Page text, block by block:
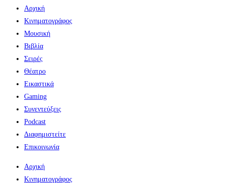
Αρχική
Κινηματογράφος
Μουσική
Βιβλία
Σειρές
Θέατρο
Εικαστικά
Gaming
Συνεντεύξεις
Podcast
Διαφημιστείτε
Επικοινωνία
Αρχική
Κινηματογράφος